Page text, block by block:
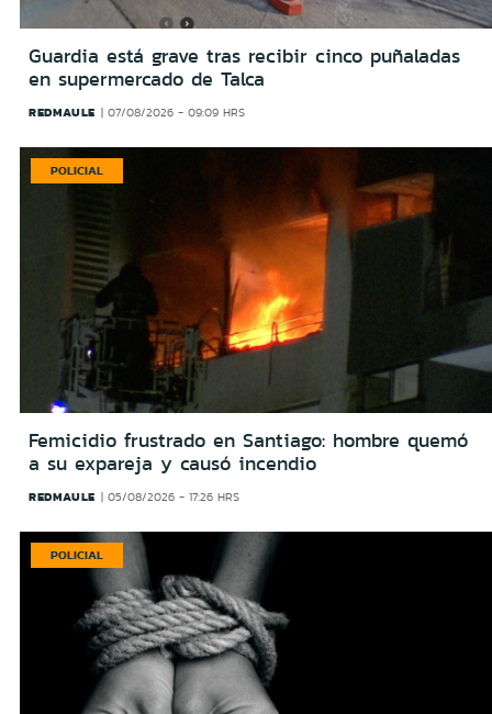
Guardia está grave tras recibir cinco puñaladas
en supermercado de Talca
REDMAULE 07/08/2026 - 09:09 HRS
POLICIAL
Femicidio frustrado en Santiago: hombre quemó
a su expareja y causó incendio
REDMAULE 05/08/2026 - 17:26 HRS
POLICIAL